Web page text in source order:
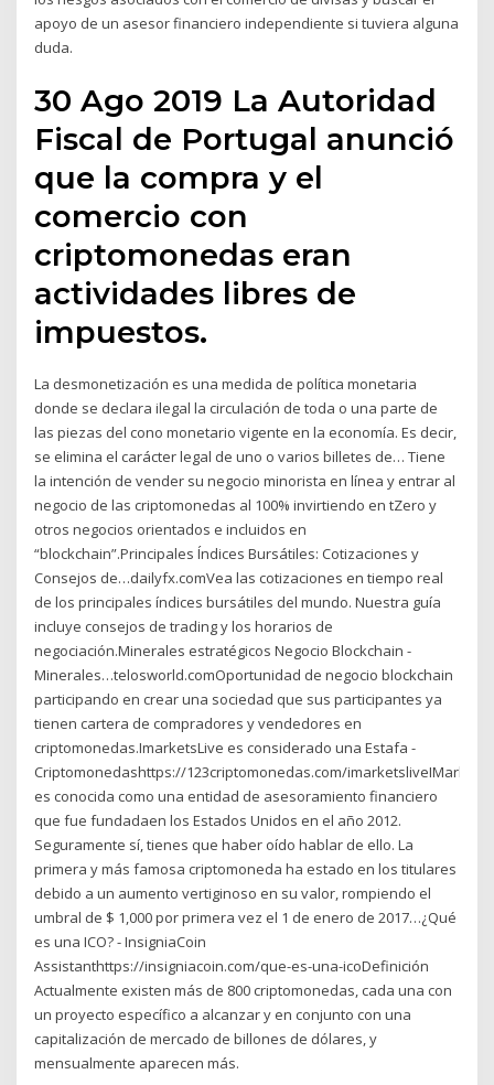
apoyo de un asesor financiero independiente si tuviera alguna
duda.
30 Ago 2019 La Autoridad
Fiscal de Portugal anunció
que la compra y el
comercio con
criptomonedas eran
actividades libres de
impuestos.
La desmonetización es una medida de política monetaria
donde se declara ilegal la circulación de toda o una parte de
las piezas del cono monetario vigente en la economía. Es decir,
se elimina el carácter legal de uno o varios billetes de… Tiene
la intención de vender su negocio minorista en línea y entrar al
negocio de las criptomonedas al 100% invirtiendo en tZero y
otros negocios orientados e incluidos en
“blockchain”.Principales Índices Bursátiles: Cotizaciones y
Consejos de…dailyfx.comVea las cotizaciones en tiempo real
de los principales índices bursátiles del mundo. Nuestra guía
incluye consejos de trading y los horarios de
negociación.Minerales estratégicos Negocio Blockchain -
Minerales…telosworld.comOportunidad de negocio blockchain
participando en crear una sociedad que sus participantes ya
tienen cartera de compradores y vendedores en
criptomonedas.ImarketsLive es considerado una Estafa -
Criptomonedashttps://123criptomonedas.com/
es conocida como una entidad de asesoramiento financiero
que fue fundadaen los Estados Unidos en el año 2012.
Seguramente sí, tienes que haber oído hablar de ello. La
primera y más famosa criptomoneda ha estado en los titulares
debido a un aumento vertiginoso en su valor, rompiendo el
umbral de $ 1,000 por primera vez el 1 de enero de 2017…¿Qué
es una ICO? - InsigniaCoin
Assistanthttps://insigniacoin.com/que-es-una-icoDefinición
Actualmente existen más de 800 criptomonedas, cada una con
un proyecto específico a alcanzar y en conjunto con una
capitalización de mercado de billones de dólares, y
mensualmente aparecen más.